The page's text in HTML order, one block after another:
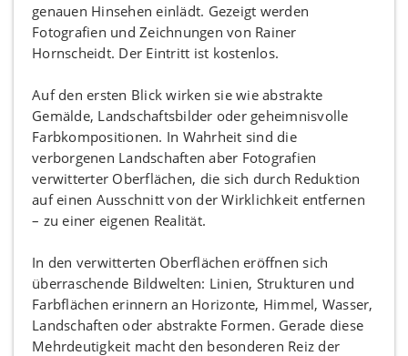
genauen Hinsehen einlädt. Gezeigt werden
Fotografien und Zeichnungen von Rainer
Hornscheidt. Der Eintritt ist kostenlos.
Auf den ersten Blick wirken sie wie abstrakte
Gemälde, Landschaftsbilder oder geheimnisvolle
Farbkompositionen. In Wahrheit sind die
verborgenen Landschaften aber Fotografien
verwitterter Oberflächen, die sich durch Reduktion
auf einen Ausschnitt von der Wirklichkeit entfernen
– zu einer eigenen Realität.
In den verwitterten Oberflächen eröffnen sich
überraschende Bildwelten: Linien, Strukturen und
Farbflächen erinnern an Horizonte, Himmel, Wasser,
Landschaften oder abstrakte Formen. Gerade diese
Mehrdeutigkeit macht den besonderen Reiz der